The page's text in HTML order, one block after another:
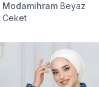
Modamihram Beyaz
Ceket